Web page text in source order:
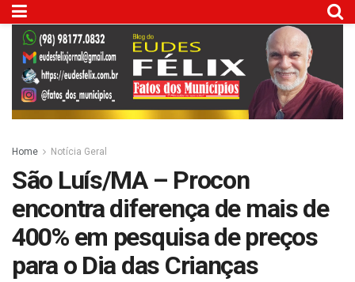
Home Notícia Geral
São Luís/MA – Procon
encontra diferença de mais de
400% em pesquisa de preços
para o Dia das Crianças